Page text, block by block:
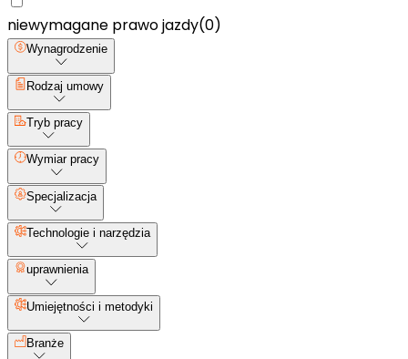
niewymagane prawo jazdy(0)
Wynagrodzenie
Rodzaj umowy
Tryb pracy
Wymiar pracy
Specjalizacja
Technologie i narzędzia
uprawnienia
Umiejętności i metodyki
Branże